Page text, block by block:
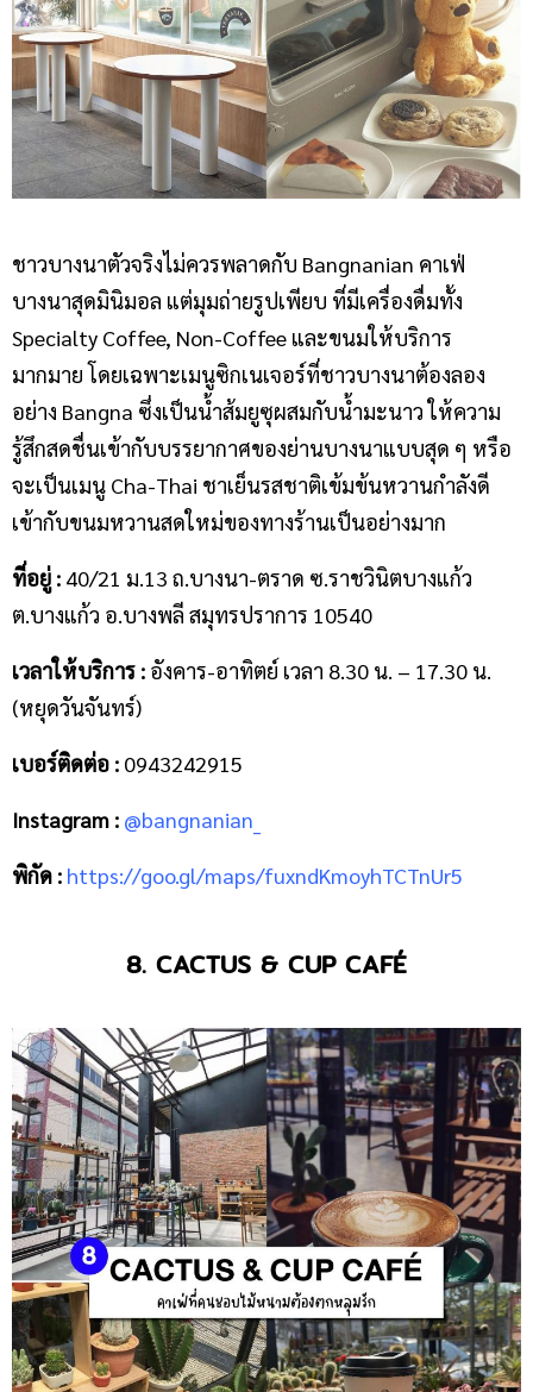
ชาวบางนาตัวจริงไม่ควรพลาดกับ Bangnanian คาเฟ่
บางนาสุดมินิมอล แต่มุมถ่ายรูปเพียบ ที่มีเครื่องดื่มทั้ง
Specialty Coffee, Non-Coffee และขนมให้บริการ
มากมาย โดยเฉพาะเมนูซิกเนเจอร์ที่ชาวบางนาต้องลอง
อย่าง Bangna ซึ่งเป็นน้ำส้มยูซุผสมกับน้ำมะนาว ให้ความ
รู้สึกสดชื่นเข้ากับบรรยากาศของย่านบางนาแบบสุด ๆ หรือ
จะเป็นเมนู Cha-Thai ชาเย็นรสชาติเข้มข้นหวานกำลังดี
เข้ากับขนมหวานสดใหม่ของทางร้านเป็นอย่างมาก
ที่อยู่ : 40/21 ม.13 ถ.บางนา-ตราด ซ.ราชวินิตบางแก้ว
ต.บางแก้ว อ.บางพลี สมุทรปราการ 10540
เวลาให้บริการ : อังคาร-อาทิตย์ เวลา 8.30 น. – 17.30 น.
(หยุดวันจันทร์)
เบอร์ติดต่อ : 0943242915
Instagram : @bangnanian_
พิกัด : https://goo.gl/maps/fuxndKmoyhTCTnUr5
8. CACTUS & CUP CAFÉ